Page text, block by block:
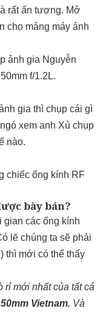
rất ấn tượng. Mở
cho mảng máy ảnh
ảnh gia Nguyễn
f/1.2L.
gia thì chụp cái gì
xem anh Xù chụp
nào.
chiếc ống kính RF
bày bán?
gian các ống kính
lẽ chúng ta sẽ phải
thì mới có thể thấy
rỉ mới nhất của tất cả
Vietnam. Và